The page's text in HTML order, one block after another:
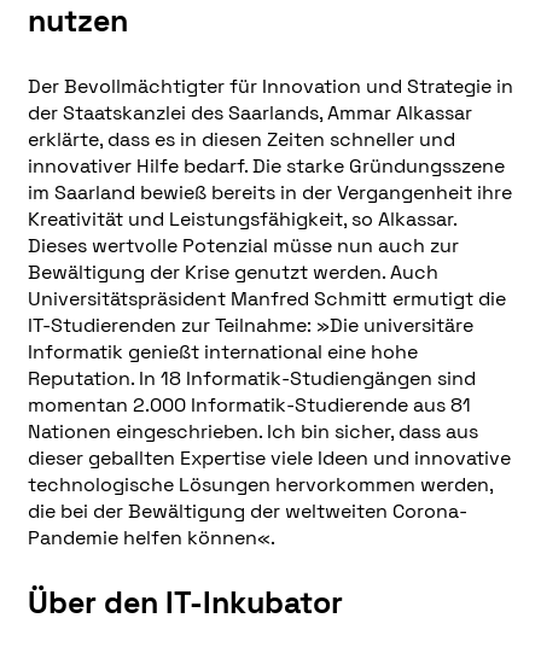
nutzen
Der Bevollmächtigter für Innovation und Strategie in
der Staatskanzlei des Saarlands, Ammar Alkassar
erklärte, dass es in diesen Zeiten schneller und
innovativer Hilfe bedarf. Die starke Gründungsszene
im Saarland bewieß bereits in der Vergangenheit ihre
Kreativität und Leistungsfähigkeit, so Alkassar.
Dieses wertvolle Potenzial müsse nun auch zur
Bewältigung der Krise genutzt werden. Auch
Universitätspräsident Manfred Schmitt ermutigt die
IT-Studierenden zur Teilnahme: »Die universitäre
Informatik genießt international eine hohe
Reputation. In 18 Informatik-Studiengängen sind
momentan 2.000 Informatik-Studierende aus 81
Nationen eingeschrieben. Ich bin sicher, dass aus
dieser geballten Expertise viele Ideen und innovative
technologische Lösungen hervorkommen werden,
die bei der Bewältigung der weltweiten Corona-
Pandemie helfen können«.
Über den IT-Inkubator